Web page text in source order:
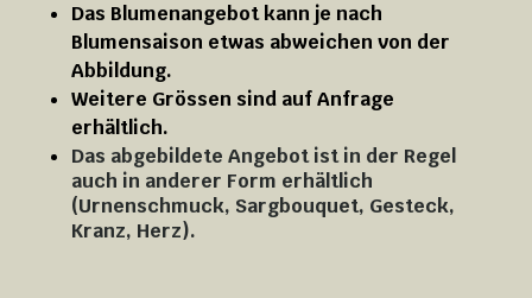
Das Blumenangebot kann je nach
Blumensaison etwas abweichen von der
Abbildung.
Weitere Grössen sind auf Anfrage
erhältlich.
Das abgebildete Angebot ist in der Regel
auch in anderer Form erhältlich
(Urnenschmuck, Sargbouquet, Gesteck,
Kranz, Herz).